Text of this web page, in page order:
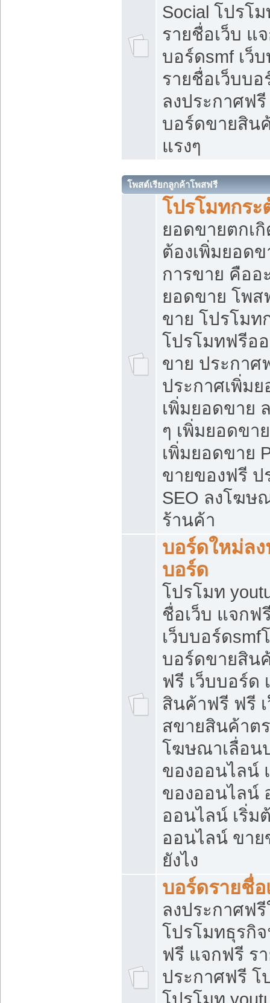
Social โปรโ
รายชื่อเว็บ แ
บอร์ดsmf เว็
รายชื่อเว็บบ
ลงประกาศฟรี
บอร์ดขายสิน
แรงๆ
โพสต์เรียกลูกค้าโพสฟรี
โปรโมทกร
ยอดขายตกเ
ต้องเพิ่มยอด
การขาย คืออ
ยอดขาย โพส
ขาย โปรโมท
โปรโมทฟรีอ
ขาย ประกาศ
ประกาศเพิ่ม
เพิ่มยอดขาย
ๆ เพิ่มยอดขา
เพิ่มยอดขาย
ขายของฟรี ป
SEO ลงโฆษ
ร้านค้า
บอร์ดใหม่ลง
บอร์ด
โปรโมท
ชื่อเว็บ แจกฟ
เว็บบอร์ดsmf
บอร์ดขายสิน
ฟรี เว็บบอร์ด
สินค้าฟรี ฟรี
สขายสินค้าต
โฆษณาเลื่อน
ของออนไลน์
ของออนไลน์
ออนไลน์ เริ่ม
ออนไลน์ ขาย
ยังไง
บอร์ดรายชื่อ
ลงประกาศฟรี
โปรโมทธุรกิ
ฟรี แจกฟรี ร
ประกาศฟรี โ